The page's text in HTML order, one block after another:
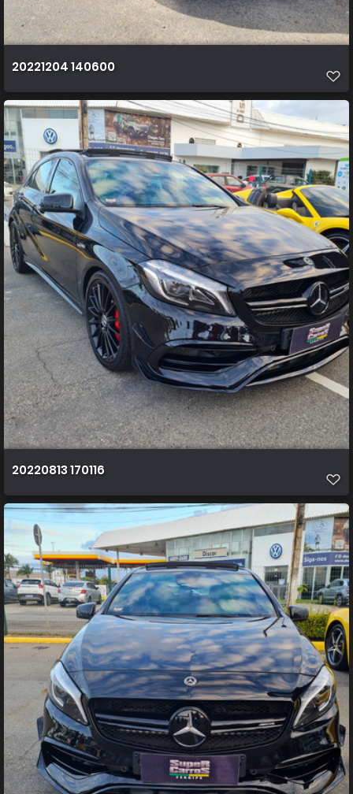
20221204 140600
20220813 170116